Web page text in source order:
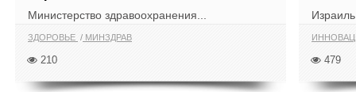
Министерство здравоохранения...
ЗДОРОВЬЕ МИНЗДРАВ
210
Израиль
479